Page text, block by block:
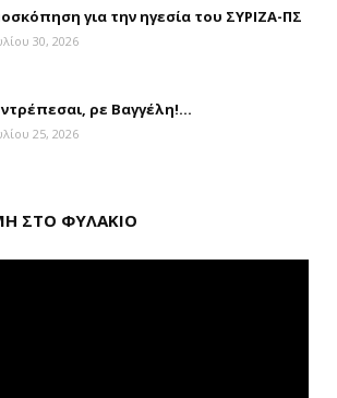
για την ηγεσία του ΣΥΡΙΖΑ-ΠΣ
30, 2026
ρε Βαγγέλη!...
25, 2026
ΣΤΟ ΦΥΛΑΚΙΟ